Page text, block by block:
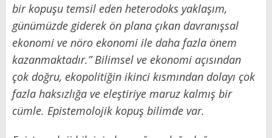
bir kopuşu temsil eden heterodoks yaklaşım,
günümüzde giderek ön plana çıkan davranışsal
ekonomi ve nöro ekonomi ile daha fazla önem
kazanmaktadır.”Bilimsel ve ekonomi açısından
çok doğru, ekopolitiğin ikinci kısmından dolayı çok
fazla haksızlığa ve eleştiriye maruz kalmış bir
cümle. Epistemolojik kopuş bilimde var.